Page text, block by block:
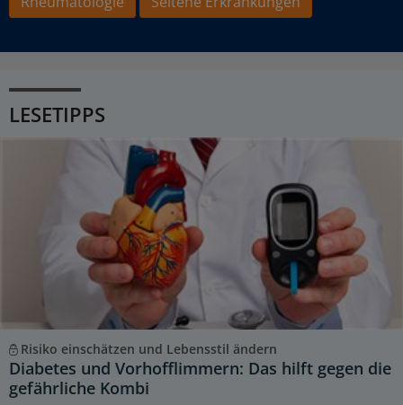
LESETIPPS
Risiko einschätzen und Lebensstil ändern
Diabetes und Vorhofflimmern: Das hilft gegen die
gefährliche Kombi